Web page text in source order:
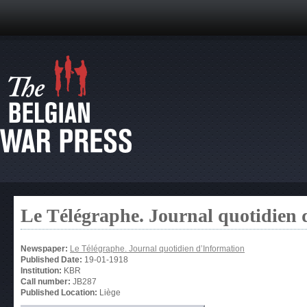
Le Télégraphe. Journal quotidien
Newspaper: Le Télégraphe. Journal quotidien d’Information
Published Date: 19-01-1918
Institution: KBR
Call number: JB287
Published Location: Liège